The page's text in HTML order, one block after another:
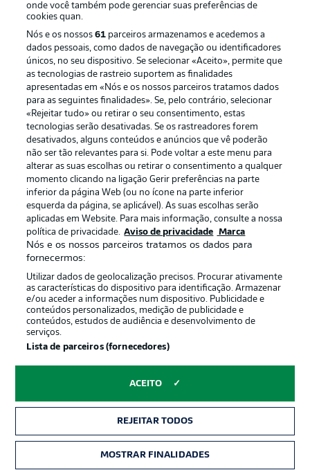
Football as it’s meant to be
APLICATIVO DA BUNDESLIGA
Oferecido por
Gerir preferências Aviso de privacidade
Emissoras
Trabalhe conosco Marca
onde você também pode gerenciar suas preferências de
cookies quan.
Nós e os nossos61 parceiros armazenamos e acedemos a
dados pessoais, como dados de navegação ou identificadores
únicos, no seu dispositivo. Se selecionar «Aceito», permite que
as tecnologias de rastreio suportem as finalidades
apresentadas em «Nós e os nossos parceiros tratamos dados
para as seguintes finalidades». Se, pelo contrário, selecionar
«Rejeitar tudo» ou retirar o seu consentimento, estas
tecnologias serão desativadas. Se os rastreadores forem
desativados, alguns conteúdos e anúncios que vê poderão
não ser tão relevantes para si. Pode voltar a este menu para
alterar as suas escolhas ou retirar o consentimento a qualquer
momento clicando na ligação Gerir preferências na parte
inferior da página Web (ou no ícone na parte inferior
esquerda da página, se aplicável). As suas escolhas serão
aplicadas em Website. Para mais informação, consulte a nossa
política de privacidade. Aviso de privacidade Marca
Nós e os nossos parceiros tratamos os dados para
fornecermos:
Utilizar dados de geolocalização precisos. Procurar ativamente
as características do dispositivo para identificação. Armazenar
e/ou aceder a informações num dispositivo. Publicidade e
conteúdos personalizados, medição de publicidade e
conteúdos, estudos de audiência e desenvolvimento de
serviços.
Lista de parceiros (fornecedores)
ACEITO
REJEITAR TODOS
MOSTRAR FINALIDADES